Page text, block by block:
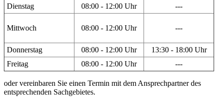
Dienstag
08:00 - 12:00 Uhr ---
Mittwoch 08:00 - 12:00 Uhr ---
Donnerstag 08:00 - 12:00 Uhr
13:30 - 18:00 Uhr
Freitag
08:00 - 12:00 Uhr ---
oder vereinbaren Sie einen Termin mit dem Ansprechpartner des
entsprechenden Sachgebietes.